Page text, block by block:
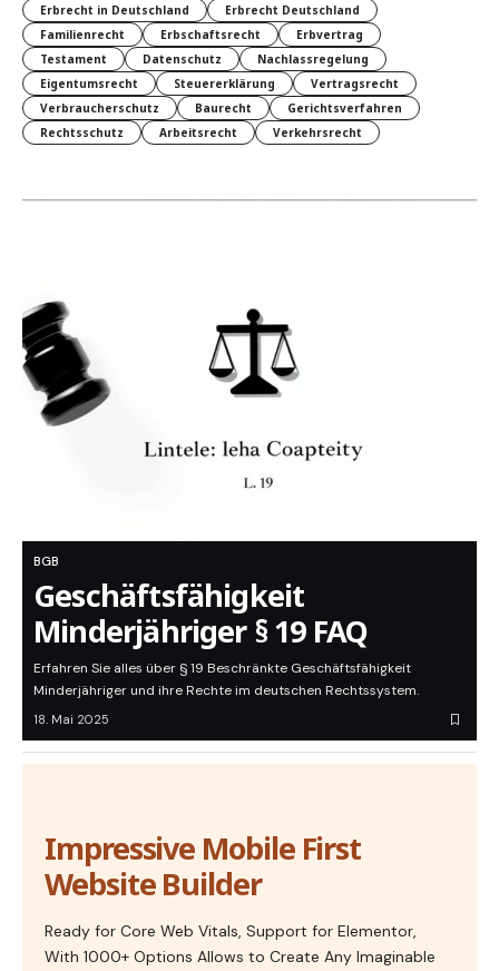
Erbrecht in Deutschland
Erbrecht Deutschland
Familienrecht
Erbschaftsrecht
Erbvertrag
Testament
Datenschutz
Nachlassregelung
Eigentumsrecht
Steuererklärung
Vertragsrecht
Verbraucherschutz
Baurecht
Gerichtsverfahren
Rechtsschutz
Arbeitsrecht Verkehrsrecht
BGB
Geschäftsfähigkeit
Minderjähriger § 19 FAQ
Erfahren Sie alles über § 19 Beschränkte Geschäftsfähigkeit
Minderjähriger und ihre Rechte im deutschen Rechtssystem.
18. Mai 2025
Impressive Mobile First
Website Builder
Ready for Core Web Vitals, Support for Elementor,
With 1000+ Options Allows to Create Any Imaginable